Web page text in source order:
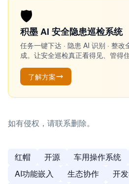
🛡️
积墨 AI 安全隐患巡检系统
任务一键下达 · 隐患 AI 识别 · 整改
成。让安全巡检真正看得见、管得
了解方案
如有侵权，请联系删除。
红帽 开源 车用操作系统
AI功能嵌入
生态协作
开